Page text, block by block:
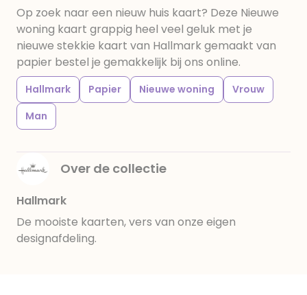
Op zoek naar een nieuw huis kaart? Deze Nieuwe
woning kaart grappig heel veel geluk met je
nieuwe stekkie kaart van Hallmark gemaakt van
papier bestel je gemakkelijk bij ons online.
Hallmark Papier Nieuwe woning
Vrouw
Man
Over de collectie
Hallmark
De mooiste kaarten, vers van onze eigen
designafdeling.